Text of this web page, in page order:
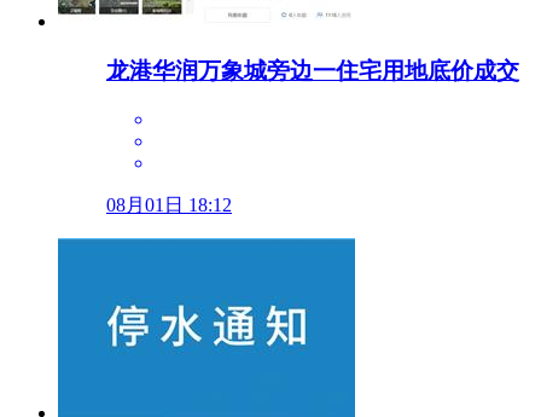
龙港华润万象城旁边一住宅用地底价成交
08月01日 18:12